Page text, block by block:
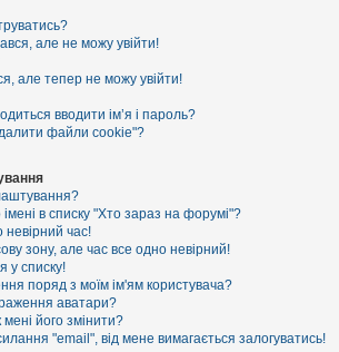
але не можу увійти!
але тепер не можу увійти!
вводити ім’я і пароль?
файли cookie"?
в списку "Хто зараз на форумі"?
час!
зону, але час все одно невірний!
у списку!
поряд з моїм ім'ям користувача?
аватари?
його змінити?
"email", від мене вимагається залогуватись!